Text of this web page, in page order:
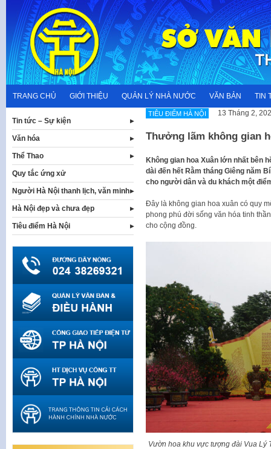
content
TRANG CHỦ GIỚI THIỆU QUẢN LÝ NHÀ NƯỚC VĂN BẢN TIN
TIÊU ĐIỂM HÀ NỘI 13 Tháng 2,
Thưởng lãm không gian
Không gian hoa Xuân lớn nhất bên
dài đến hết Rằm tháng Giêng năm
cho người dân và du khách một
Đây là không gian hoa xuân có quy
phong phú đời sống văn hóa tinh
cho cộng đồng.
Vườn hoa khu vực tượng đài Vua Lý
Tin tức – Sự kiện
Văn hóa
Thể Thao
Quy tắc ứng xử
Người Hà Nội thanh lịch, văn minh
Hà Nội đẹp và chưa đẹp
Tiêu điểm Hà Nội